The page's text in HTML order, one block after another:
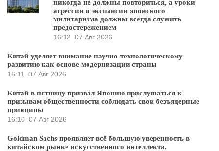
никогда не должны повториться, а уроки
агрессии и экспансии японского
милитаризма должны всегда служить
предостережением
16:12 07 Авг 2026
Китай уделяет внимание научно-технологическому
развитию как основе модернизации страны
16:11
07 Авг 2026
Китай в пятницу призвал Японию прислушаться к
призывам общественности соблюдать свои безъядерные
принципы
16:10 07 Авг 2026
Goldman Sachs проявляет всё большую уверенность в
китайском рынке искусственного интеллекта.